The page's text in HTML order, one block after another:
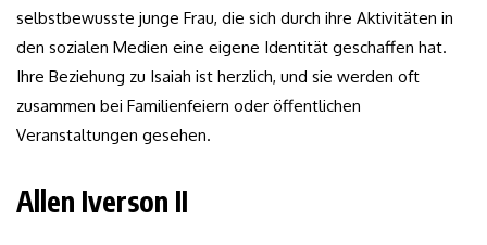
selbstbewusste junge Frau, die sich durch ihre Aktivitäten in
den sozialen Medien eine eigene Identität geschaffen hat.
Ihre Beziehung zu Isaiah ist herzlich, und sie werden oft
zusammen bei Familienfeiern oder öffentlichen
Veranstaltungen gesehen.
Allen Iverson II